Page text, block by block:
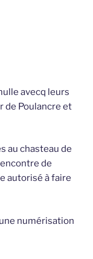
avecq leurs
de Poulancre et
au chasteau de
de
autorisé à faire
numérisation